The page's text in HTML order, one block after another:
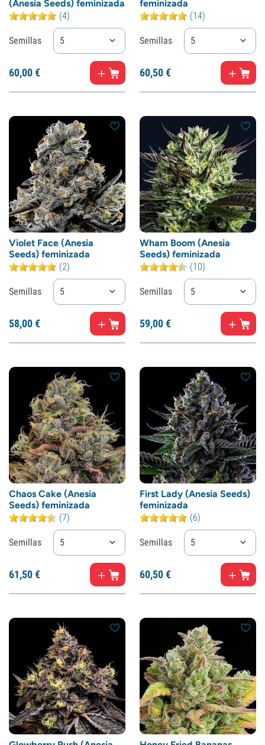
(Anesia Seeds) feminizada
(4)
Semillas 5
60,00€
feminizada
(14)
Semillas 5
60,50€
Violet Face (Anesia
Seeds) feminizada
(2)
Semillas 5
58,00€
Wham Boom (Anesia
Seeds) feminizada
(10)
Semillas 5
59,00€
Chaos Cake (Anesia
Seeds) feminizada
(7)
Semillas 5
61,50€
First Lady (Anesia Seeds)
feminizada
(6)
Semillas 5
60,50€